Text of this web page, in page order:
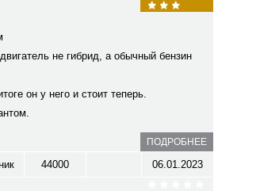
не гибрид, а обычный бензин
он у него и стоит теперь.
ПОДРОБНЕЕ
44000 06.01.2023